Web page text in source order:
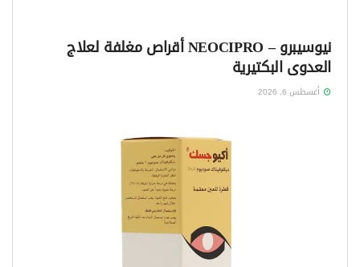
نيوسيبرو – NEOCIPRO أقراص مغلفة لعلاج
العدوى البكتيرية
أغسطس 6, 2026